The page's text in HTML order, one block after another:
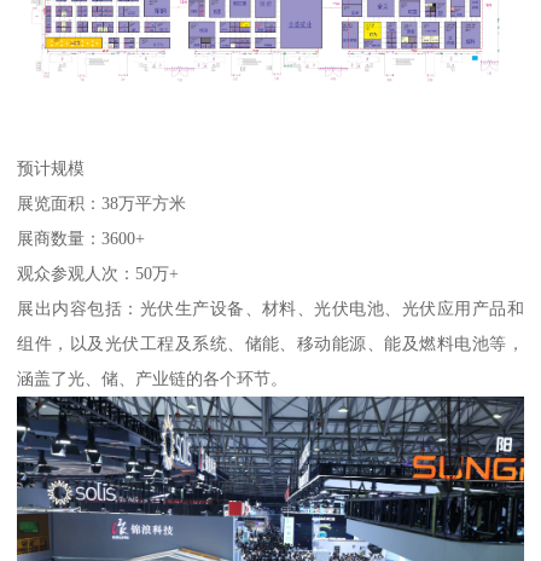
预计规模
展览面积：38万平方米
展商数量：3600+
观众参观人次：50万+
展出内容包括：光伏生产设备、材料、光伏电池、光伏应用产品和
组件，以及光伏工程及系统、储能、移动能源、能及燃料电池等，
涵盖了光、储、产业链的各个环节。